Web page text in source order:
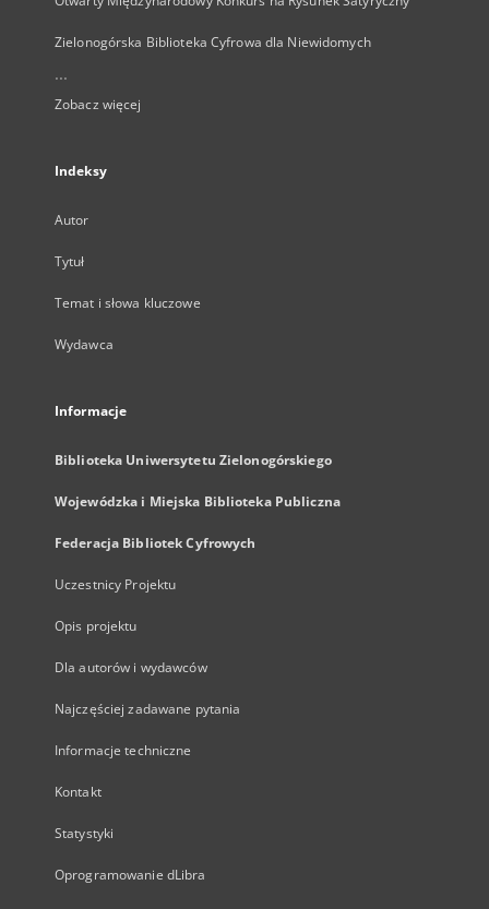
Zielonogórska Biblioteka Cyfrowa dla Niewidomych
...
Zobacz więcej
Indeksy
Autor
Tytuł
Temat i słowa kluczowe
Wydawca
Informacje
Biblioteka Uniwersytetu Zielonogórskiego
Wojewódzka i Miejska Biblioteka Publiczna
Federacja Bibliotek Cyfrowych
Uczestnicy Projektu
Opis projektu
Dla autorów i wydawców
Najczęściej zadawane pytania
Informacje techniczne
Kontakt
Statystyki
Oprogramowanie dLibra